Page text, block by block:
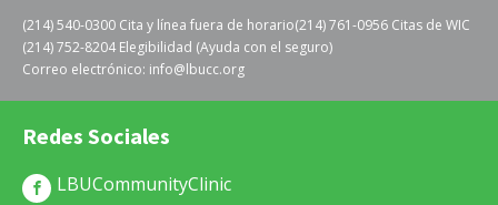
(214) 540-0300 Cita y línea fuera de horario(214) 761-0956 Citas de WIC
(214) 752-8204 Elegibilidad (Ayuda con el seguro)
Correo electrónico: info@lbucc.org
Redes Sociales
LBUCommunityClinic